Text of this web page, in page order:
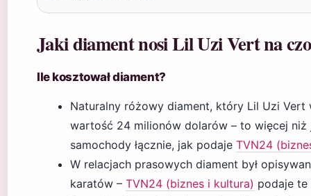
Jaki diament nosi Lil Uzi Vert na
Ile kosztował diament?
Naturalny różowy diament, który Lil Uzi Vert
wartość 24 milionów dolarów – to więcej
samochody łącznie, jak podaje TVN24
W relacjach prasowych diament był
karatów – TVN24 (biznes i kultura) podaje